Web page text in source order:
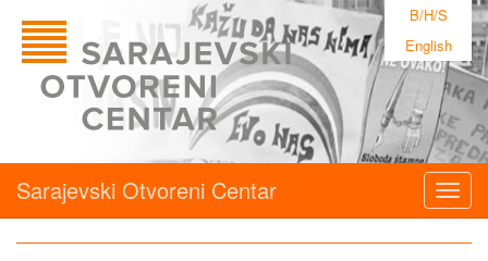
B/H/S
English
Sarajevski Otvoreni Centar